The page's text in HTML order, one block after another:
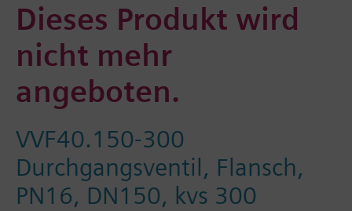
Dieses Produkt wird
nicht mehr
angeboten.
VVF40.150-300
Durchgangsventil, Flansch,
PN16, DN150, kvs 300